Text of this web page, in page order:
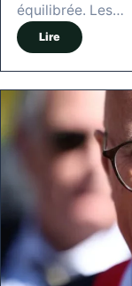
équilibrée. Les…
Lire